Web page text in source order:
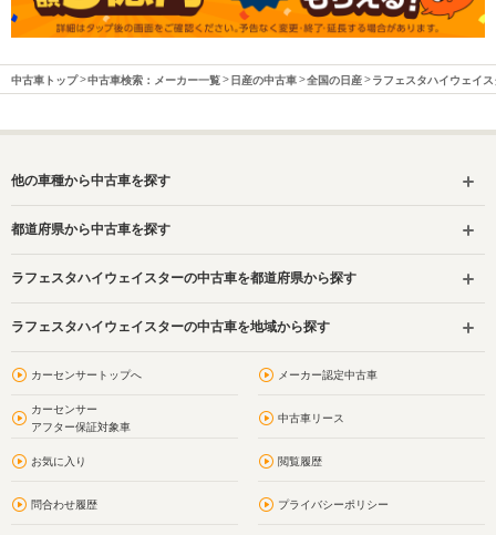
中古車トップ 中古車検索：メーカー一覧 日産の中古車 全国の日産 ラフェスタハイウェイ
他の車種から中古車を探す
都道府県から中古車を探す
ラフェスタハイウェイスターの中古車を都道府県から探す
ラフェスタハイウェイスターの中古車を地域から探す
カーセンサートップへ メーカー認定中古車
カーセンサー
アフター保証対象車
中古車リース
お気に入り 閲覧履歴
問合わせ履歴 プライバシーポリシー